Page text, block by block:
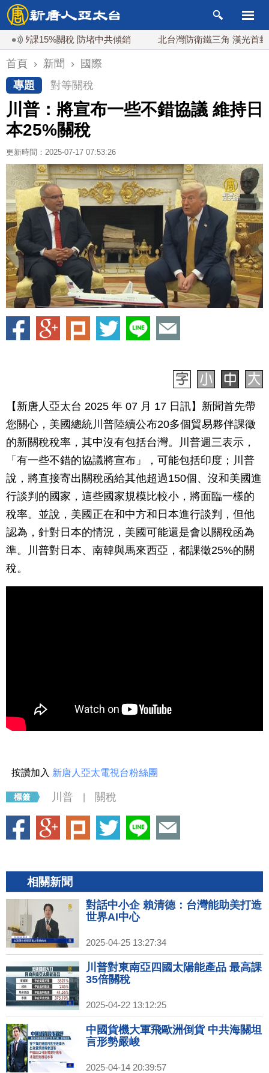
15%關稅 防堵中共傾銷 北台灣防衛鐵三角 漢光首封淡江
首頁 › 新聞 ›
國際
專題
對等關稅
川普：將宣布一些不錯協議 維持日
本25%關稅
更新時間：2025-07-17 07:53:26
【新唐人亞太台 2025 年 07 月 17 日訊】新聞首先帶
您關心，美國總統川普陸續公布20多個貿易夥伴課徵
的新關稅稅率，其中沒有包括台灣。川普週三表示，
「有一些不錯的協議將宣布」，可能包括印度；川普
說，將直接寄出關稅函給其他超過150個、沒和美國進
行談判的國家，這些國家規模比較小，將面臨一樣的
稅率。並說，美國正在和中方和日本進行談判，但他
認為，針對日本的情況，美國可能還是會以關稅函為
準。川普對日本、南韓與馬來西亞，都課徵25%的關
稅。
按讚加入 新唐人亞太電視台粉絲團
川普 關稅
相關新聞
對話中小企 賴清德：台灣能助美打造
世界AI中心
2025-04-25 13:27:34
川普對東南亞四國太陽能產品 最高課
35倍關稅
2025-04-22 13:12:25
中國貨機大軍飛歐洲倒貨 中共海關坦
言形勢嚴峻
2025-04-14 20:39:57